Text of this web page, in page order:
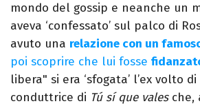
mondo del gossip e neanche un
aveva ‘confessato’ sul palco di
avuto una relazione con un
poi scoprire che lui fosse
libera" si era ‘sfogata’ l’ex volto di
conduttrice di Tú sí que vales che,